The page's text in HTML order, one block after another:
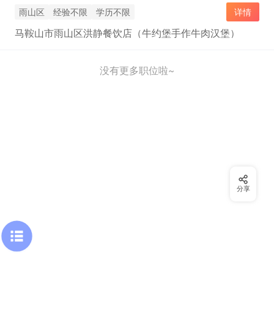
雨山区 经验不限 学历不限 详情
马鞍山市雨山区洪静餐饮店（牛约堡手作牛肉汉堡）
没有更多职位啦~
分享